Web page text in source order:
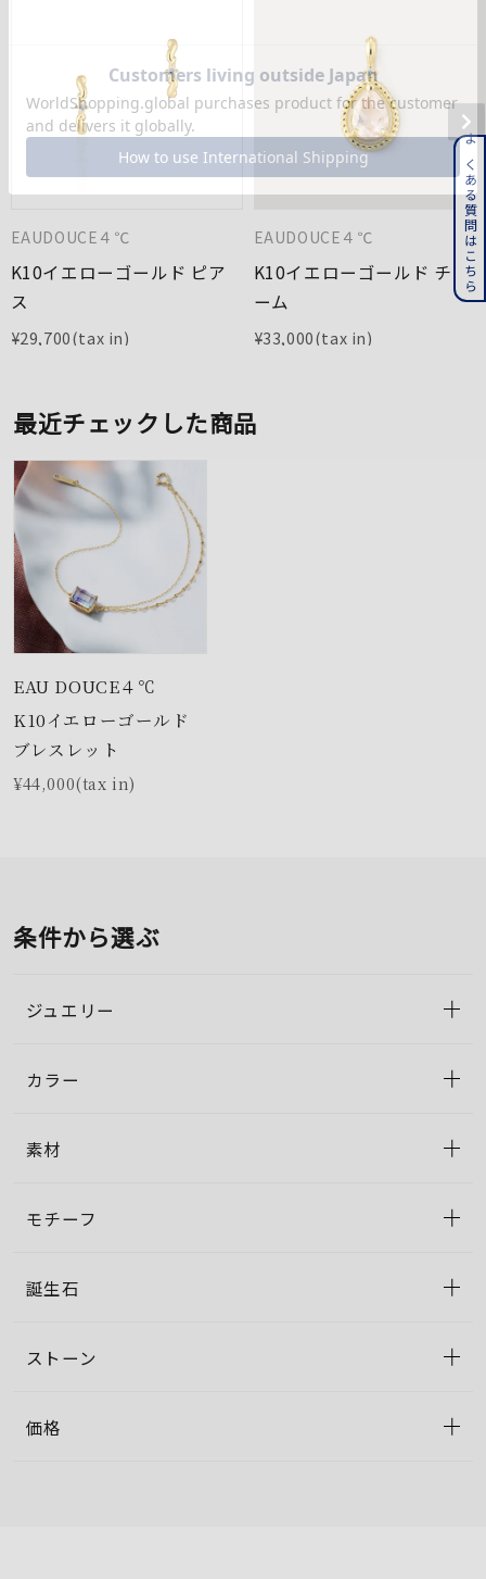
EAUDOUCE４℃
K10イエローゴールド ピア
ス
¥29,700
EAUDOUCE４℃
K10イエローゴールド チャ
ーム
¥33,000
最近チェックした商品
EAU DOUCE４℃
K10イエローゴールド
ブレスレット
¥44,000(tax in)
条件から選ぶ
ジュエリー
カラー
素材
モチーフ
誕生石
ストーン
価格
よくある質問はこちら